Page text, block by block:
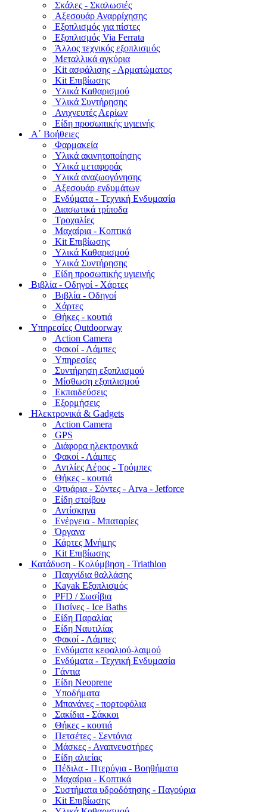
Σκάλες - Σκαλωσιές
Αξεσουάρ Αναρρίχησης
Εξοπλισμός για πίστες
Εξοπλισμός Via Ferrata
Άλλος τεχνικός εξοπλισμός
Μεταλλικά αγκύρια
Kit ασφάλισης - Αρματώματος
Kit Επιβίωσης
Υλικά Καθαρισμού
Υλικά Συντήρησης
Ανιχνευτές Αερίων
Είδη προσωπικής υγιεινής
Α΄ Βοήθειες
Φαρμακεία
Υλικά ακινητοποίησης
Υλικά μεταφοράς
Υλικά αναζωογόνησης
Αξεσουάρ ενδυμάτων
Ενδύματα - Τεχνική Ενδυμασία
Διασωτικά τρίποδα
Τροχαλίες
Μαχαίρια - Κοπτικά
Kit Επιβίωσης
Υλικά Καθαρισμού
Υλικά Συντήρησης
Είδη προσωπικής υγιεινής
Bιβλία - Οδηγοί - Χάρτες
Βιβλία - Οδηγοί
Χάρτες
Θήκες - κουτιά
Υπηρεσίες Outdoorway
Action Camera
Φακοί - Λάμπες
Υπηρεσίες
Συντήρηση εξοπλισμού
Μίσθωση εξοπλισμού
Εκπαιδεύσεις
Εξορμήσεις
Ηλεκτρονικά & Gadgets
Action Camera
GPS
Διάφορα ηλεκτρονικά
Φακοί - Λάμπες
Αντλίες Αέρος - Τρόμπες
Θήκες - κουτιά
Φτυάρια - Σόντες - Arva - Jetforce
Είδη στοίβου
Αντίσκηνα
Ενέργεια - Μπαταρίες
Όργανα
Κάρτες Μνήμης
Kit Επιβίωσης
Κατάδυση - Κολύμβηση - Triathlon
Παιχνίδια θαλλάσης
Kayak Εξοπλισμός
PFD / Σωσίβια
Πισίνες - Ice Baths
Είδη Παραλίας
Είδη Ναυτιλίας
Φακοί - Λάμπες
Ενδύματα κεφαλιού-λαιμού
Ενδύματα - Τεχνική Ενδυμασία
Γάντια
Είδη Neoprene
Υποδήματα
Μπανάνες - πορτοφόλια
Σακίδια - Σάκκοι
Θήκες - κουτιά
Πετσέτες - Σεντόνια
Μάσκες - Αναπνευστήρες
Είδη αλιείας
Πέδιλα - Πτερύγια - Βοηθήματα
Μαχαίρια - Κοπτικά
Συστήματα υδροδότησης - Παγούρια
Kit Επιβίωσης